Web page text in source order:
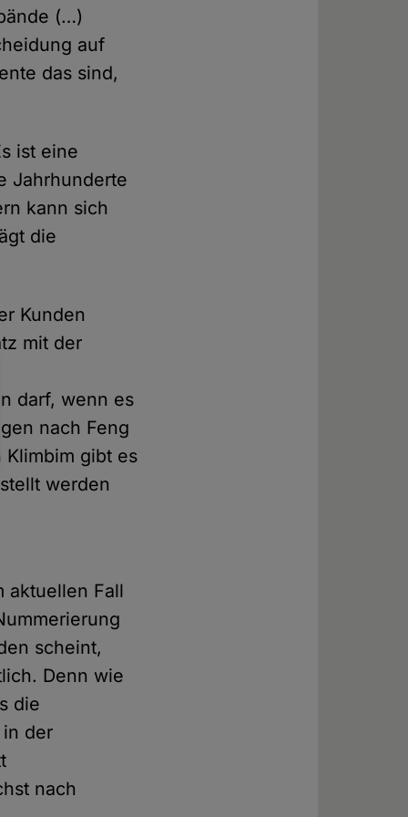
(…)
auf
das sind,
ist eine
Jahrhunderte
kann sich
die
Kunden
mit der
darf, wenn es
nach Feng
Klimbim gibt es
werden
aktuellen Fall
scheint,
Denn wie
die
der
nach